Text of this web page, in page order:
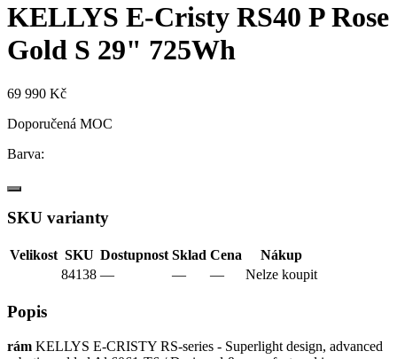
KELLYS E-Cristy RS40 P Rose
Gold S 29" 725Wh
69 990 Kč
Doporučená MOC
Barva:
SKU varianty
Velikost SKU Dostupnost Sklad Cena
Nákup
84138 — — — Nelze koupit
Popis
rám KELLYS E-CRISTY RS-series - Superlight design, advanced